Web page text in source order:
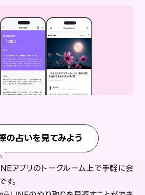
の占いを見てみよう
アプリのトークルーム上で手軽に会
。